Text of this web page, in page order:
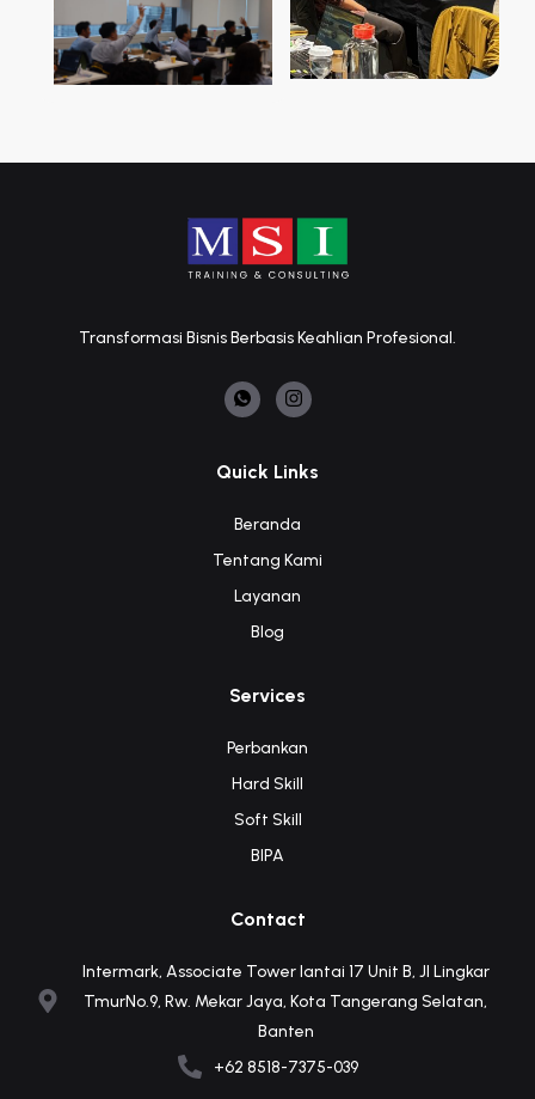
Transformasi Bisnis Berbasis Keahlian Profesional.
Quick Links
Beranda
Tentang Kami
Layanan
Blog
Services
Perbankan
Hard Skill
Soft Skill
BIPA
Contact
Intermark, Associate Tower lantai 17 Unit B, Jl Lingkar
TmurNo.9, Rw. Mekar Jaya, Kota Tangerang Selatan,
Banten
+62 8518-7375-039